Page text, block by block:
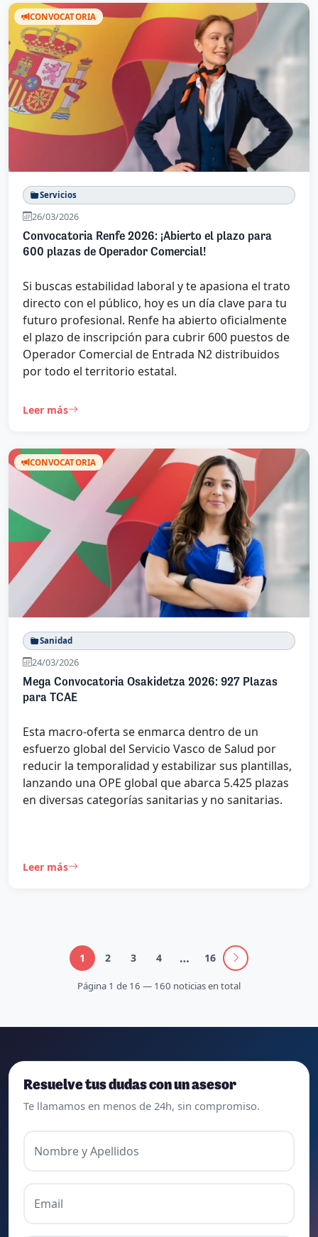
CONVOCATORIA
Servicios
26/03/2026
Convocatoria Renfe 2026: ¡Abierto el plazo para
600 plazas de Operador Comercial!
Si buscas estabilidad laboral y te apasiona el trato
directo con el público, hoy es un día clave para tu
futuro profesional. Renfe ha abierto oficialmente
el plazo de inscripción para cubrir 600 puestos de
Operador Comercial de Entrada N2 distribuidos
por todo el territorio estatal.
Leer más
CONVOCATORIA
Sanidad
24/03/2026
Mega Convocatoria Osakidetza 2026: 927 Plazas
para TCAE
Esta macro-oferta se enmarca dentro de un
esfuerzo global del Servicio Vasco de Salud por
reducir la temporalidad y estabilizar sus plantillas,
lanzando una OPE global que abarca 5.425 plazas
en diversas categorías sanitarias y no sanitarias.
Leer más
1 2 3 4 … 16
Página 1 de 16 — 160 noticias en total
Resuelve tus dudas con un asesor
Te llamamos en menos de 24h, sin compromiso.
Nombre y Apellidos
Email